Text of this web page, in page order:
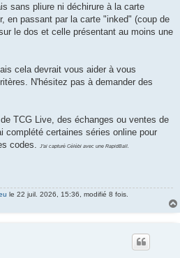
sans pliure ni déchirure à la carte
en passant par la carte "inked" (coup de
le dos et celle présentant au moins une
cela devrait vous aider à vous
N'hésitez pas à demander des
TCG Live, des échanges ou ventes de
complété certaines séries online pour
codes.
J'ai capturé Célébi avec une RapidBall.
le 22 juil. 2026, 15:36, modifié 8 fois.